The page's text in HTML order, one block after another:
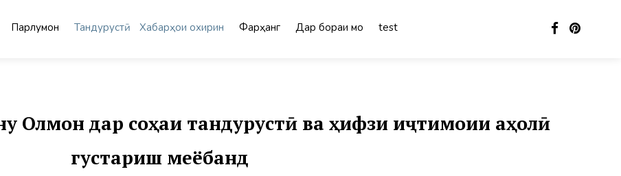
Парлумон Тандурустӣ Хабарҳои охирин Фарҳанг Дар бораи мо test
Олмон дар соҳаи тандурустӣ ва ҳифзи иҷтимоии аҳолӣ
густариш меёбанд